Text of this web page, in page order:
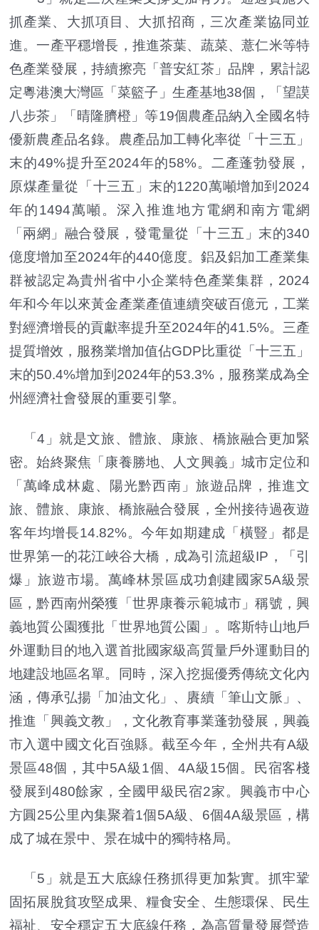
抓產業、大抓項目、大抓招商，三次產業協同並
進。一產平穩增長，推進茶葉、蔬菜、薏仁米等特
色產業發展，持續擦亮「普安紅茶」品牌，累計認
定粵港澳大灣區「菜籃子」生產基地38個，「望謨
八步茶」「晴隆臍橙」等19個農產品納入全國名特
優新農產品名錄。農產品加工轉化率從「十三五」
末的49%提升至2024年的58%。二產蓬勃發展，
原煤產量從「十三五」末的1220萬噸增加到2024
年的1494萬噸。深入推進地方電網和南方電網
「兩網」融合發展，發電量從「十三五」末的340
億度增加至2024年的440億度。鋁及鋁加工產業集
群被認定為貴州省中小企業特色產業集群，2024
年和今年以來黃金產業產值連續突破百億元，工業
對經濟增長的貢獻率提升至2024年的41.5%。三產
提質增效，服務業增加值佔GDP比重從「十三五」
末的50.4%增加到2024年的53.3%，服務業成為全
州經濟社會發展的重要引擎。
「4」就是文旅、體旅、康旅、橋旅融合更加緊
密。始終聚焦「康養勝地、人文興義」城市定位和
「萬峰成林處、陽光黔西南」旅遊品牌，推進文
旅、體旅、康旅、橋旅融合發展，全州接待過夜遊
客年均增長14.82%。今年如期建成「橫豎」都是
世界第一的花江峽谷大橋，成為引流超級IP，「引
爆」旅遊市場。萬峰林景區成功創建國家5A級景
區，黔西南州榮獲「世界康養示範城市」稱號，興
義地質公園獲批「世界地質公園」。喀斯特山地戶
外運動目的地入選首批國家級高質量戶外運動目的
地建設地區名單。同時，深入挖掘優秀傳統文化內
涵，傳承弘揚「加油文化」、賡續「筆山文脈」、
推進「興義文教」，文化教育事業蓬勃發展，興義
市入選中國文化百強縣。截至今年，全州共有A級
景區48個，其中5A級1個、4A級15個。民宿客棧
發展到480餘家，全國甲級民宿2家。興義市中心
方圓25公里內集聚着1個5A級、6個4A級景區，構
成了城在景中、景在城中的獨特格局。
「5」就是五大底線任務抓得更加紮實。抓牢鞏
固拓展脫貧攻堅成果、糧食安全、生態環保、民生
福祉、安全穩定五大底線任務，為高質量發展營造